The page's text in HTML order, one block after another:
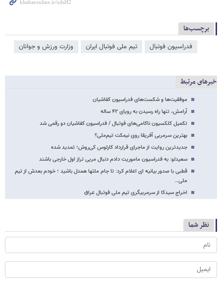
برچسب‌ها
فدراسیون فوتبال تیم ملی فوتبال ایران وزارت ورزش و جوانان
خبرهای مرتبط
موفقیت‌ها و شکست‌های فدراسیون کفاشیان‎
آرامش، تنها راه رسیدن به رویای ۴۲ ساله
تکمیل کلکسیون ناکامی‌های فوتبال / فدراسیون کفاشیان دو رقمی شد
بهترین سرمربی آفریقا روی نیمکت تیم‌ملی؟
جدیدترین روایت از ماجرای قرارداد کارلوس کی‌روش؛ تمدید شده
سعیدلو: به فدراسیون ماموریت دادم دنبال مربی تراز اول خارجی باشند
قطبی با صدور بیانیه ای اعلام کرد: تا جام ملتها همدل باشید ؛ خودم بعدش از تیم
ملی…
اخراج سیدکا از سرمربیگری تیم ملی فوتبال عراق
نظر شما